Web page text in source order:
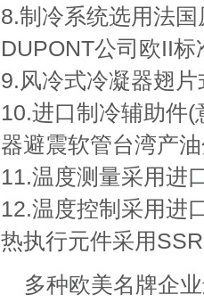
8.制冷系统选用法
DUPONT公司欧II标
9.风冷式冷凝器翅
10.进口制冷辅助件
器避震软管台湾产
11.温度测量采用进
12.温度控制采用进
热执行元件采用
多种欧美名牌企